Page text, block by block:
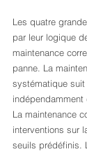
Les quatre
par leur logique
maintenance
panne. La
systématique suit
indépendamment
La maintenance
interventions sur
seuils prédéfinis.